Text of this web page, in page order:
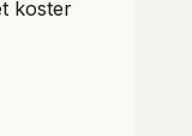
koster